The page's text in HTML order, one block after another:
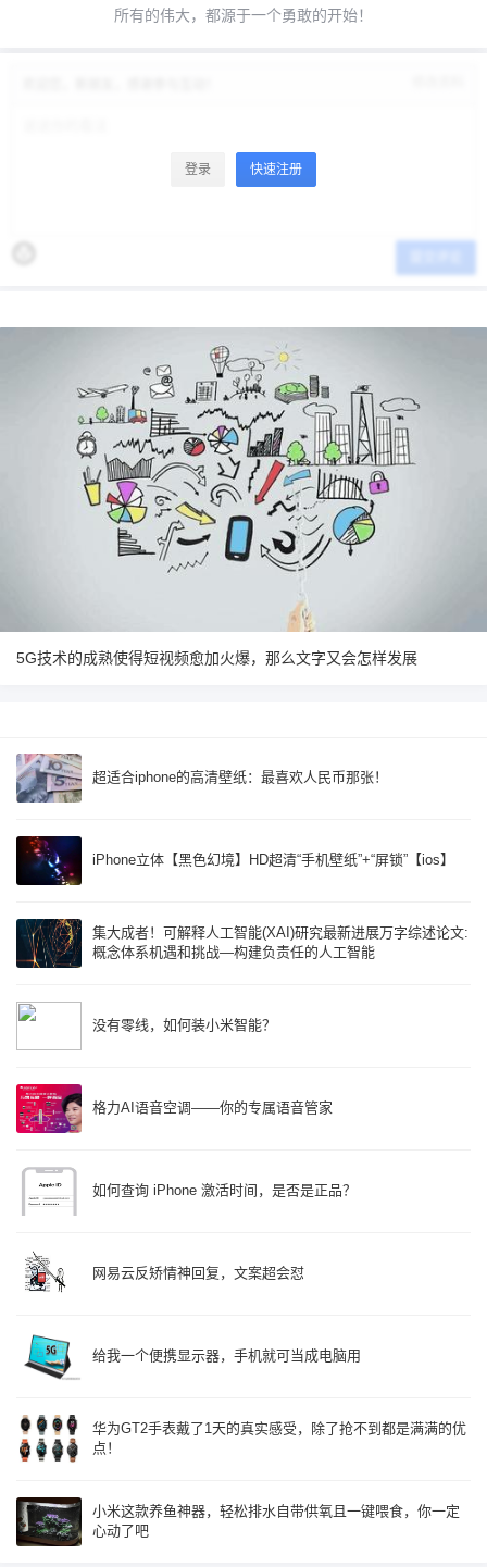
所有的伟大，都源于一个勇敢的开始！
登录 快速注册
5G技术的成熟使得短视频愈加火爆，那么文字又会怎样发展
超适合iphone的高清壁纸：最喜欢人民币那张！
iPhone立体【黑色幻境】HD超清“手机壁纸”+“屏锁”【ios】
集大成者！可解释人工智能(XAI)研究最新进展万字综述论文:
概念体系机遇和挑战—构建负责任的人工智能
没有零线，如何装小米智能？
格力AI语音空调——你的专属语音管家
如何查询 iPhone 激活时间，是否是正品？
网易云反矫情神回复，文案超会怼
给我一个便携显示器，手机就可当成电脑用
华为GT2手表戴了1天的真实感受，除了抢不到都是满满的优
点！
小米这款养鱼神器，轻松排水自带供氧且一键喂食，你一定
心动了吧